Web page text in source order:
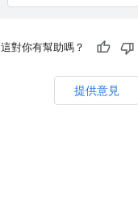
這對你有幫助嗎？
提供意見